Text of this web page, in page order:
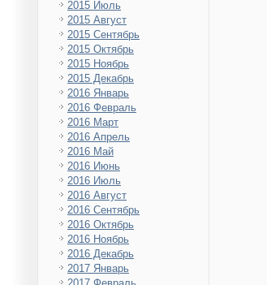
2015 Июль
2015 Август
2015 Сентябрь
2015 Октябрь
2015 Ноябрь
2015 Декабрь
2016 Январь
2016 Февраль
2016 Март
2016 Апрель
2016 Май
2016 Июнь
2016 Июль
2016 Август
2016 Сентябрь
2016 Октябрь
2016 Ноябрь
2016 Декабрь
2017 Январь